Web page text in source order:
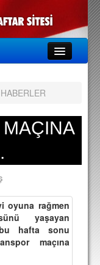
oyuna rağmen
yaşayan
bu hafta sonu
maçına